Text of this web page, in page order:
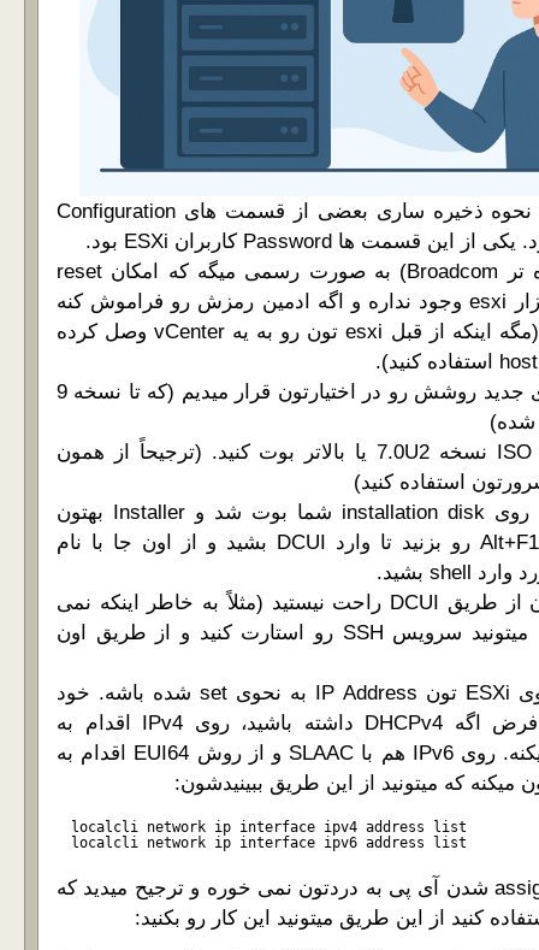
از نسخه 7.0 آپدیت U2 نحوه ذخیره ساری بعضی از قسمت های Configuration
شزکت VMware (و تازه تر Broadcom) به صورت رسمی میگه که امکان reset
کردن password نرم افزار esxi وجود نداره و اگه ادمین رمزش رو فراموش کنه
باید reinstall انجام بده (مگه اینکه از قبل esxi تون رو به یه vCenter وصل کرده
ما امروز برای نسخه های جدید روشش رو در اختیارتون قرار میدیم (که تا نسخه 9
1- سرور خودتون رو با ISO نسخه 7.0U2 یا بالاتر بوت کنید. (ترجیحاً از همون
استفاده کنید)
2- بعد از این که ESXi روی installation disk شما بوت شد و Installer بهتون
نمایش داده شد دکمه Alt+F1 رو بزنید تا وارد DCUI بشید و از اون جا با نام
3- اگه احیاناً با کار کردن از طریق DCUI راحت نیستید (مثلاً به خاطر اینکه نمی
تونید Copy/Paste کنید) میتونید سرویس SSH رو استارت کنید و از طریق اون
اول مطمئن بشید که روی ESXi تون IP Address به نحوی set شده باشه. خود
ESXi به صورت پیش فرض اگه DHCPv4 داشته باشید، روی IPv4 اقدام به
دریافت آدرس آی پی میکنه. روی IPv6 هم با SLAAC و از روش EUI64 اقدام به
localcli network ip interface ipv4 address list
localcli network ip interface ipv6 address list
اگه این روش ها برای assign شدن آی پی به دردتون نمی خوره و ترجیح میدید که
کنید از این طریق میتونید این کار رو بکنید: